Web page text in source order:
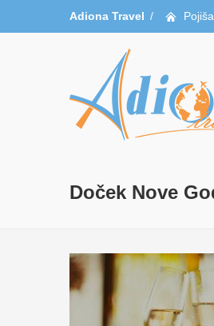
Adiona Travel /
Doček Nove